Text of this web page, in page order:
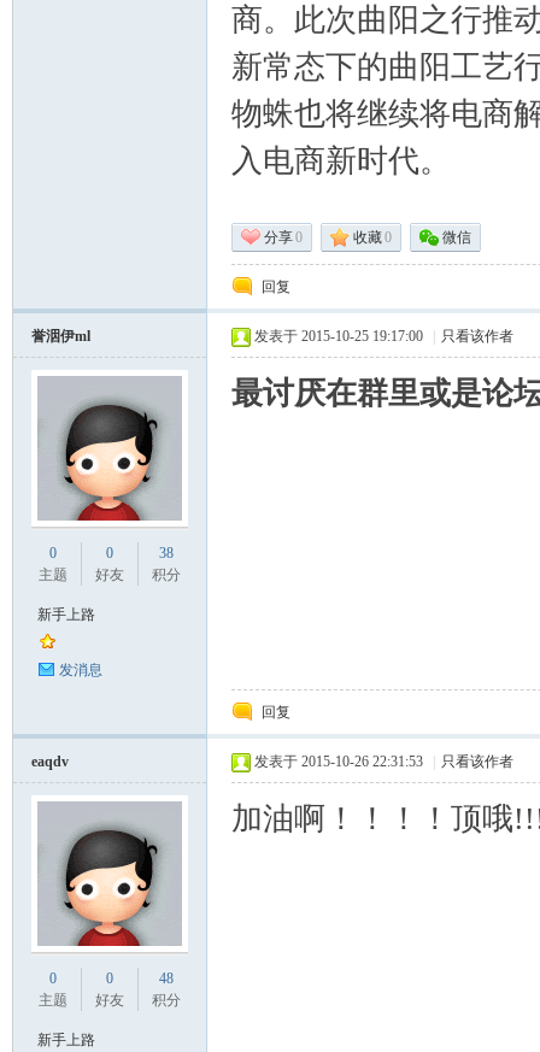
商。此次曲阳之行推
新常态下的曲阳工艺
物蛛也将继续将电商
入电商新时代。
分享0 收藏0 微信
回复
誉洇伊ml
0
主题
0
好友
38
积分
新手上路
发消息
发表于 2015-10-25 19:17:00 只看该作者
最讨厌在群里或是论
回复
eaqdv
0
主题
0
好友
48
积分
新手上路
发表于 2015-10-26 22:31:53 只看该作者
加油啊！！！！顶哦